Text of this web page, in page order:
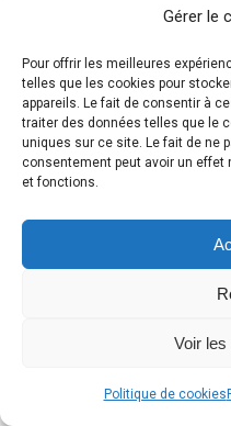
Gérer le
Pour offrir les meilleures
telles que les cookies pour
appareils. Le fait de consentir à
traiter des données telles que le
uniques sur ce site. Le fait de ne
consentement peut avoir un
et fonctions.
Voir les
Politique de cookies